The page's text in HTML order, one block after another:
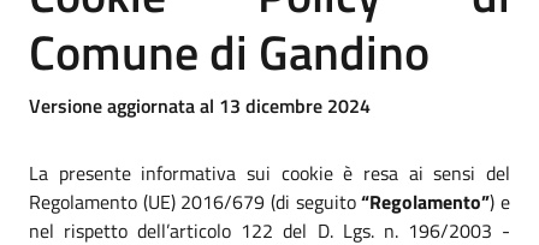
Comune di Gandino
Versione aggiornata al 13 dicembre 2024
La presente informativa sui cookie è resa ai sensi del
Regolamento (UE) 2016/679 (di seguito“Regolamento”) e
nel rispetto dell’articolo 122 del D. Lgs. n. 196/2003 -